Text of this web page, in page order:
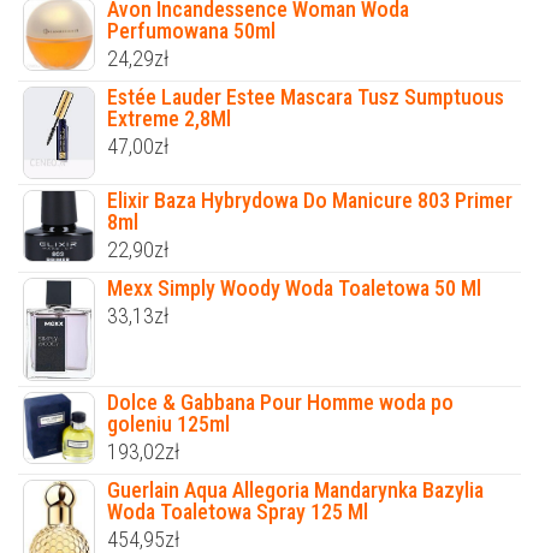
Avon Incandessence Woman Woda
Perfumowana 50ml
24,29zł
Estée Lauder Estee Mascara Tusz Sumptuous
Extreme 2,8Ml
47,00zł
Elixir Baza Hybrydowa Do Manicure 803 Primer
8ml
22,90zł
Mexx Simply Woody Woda Toaletowa 50 Ml
33,13zł
Dolce & Gabbana Pour Homme woda po
goleniu 125ml
193,02zł
Guerlain Aqua Allegoria Mandarynka Bazylia
Woda Toaletowa Spray 125 Ml
454,95zł